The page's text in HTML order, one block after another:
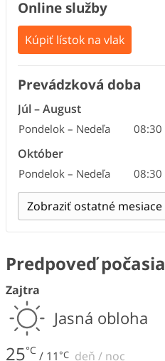
Online služby
Kúpiť lístok na vlak
Prevádzková doba
Január–Marec
Pondelok – Nedeľa 10:00
Apríl
Pondelok – Nedeľa
Máj
Pondelok – Nedeľa 08:30
Jún
Pondelok – Nedeľa 08:30
Júl–August
Pondelok – Nedeľa 08:30
September
Pondelok – Nedeľa 08:30
Október
Pondelok – Nedeľa 08:30
November December
Pondelok – Nedeľa 10:00
Zobraziť ostatné mesiace
Predpoveď počasia
Zajtra
Jasná obloha
25°C / 11°C deň / noc